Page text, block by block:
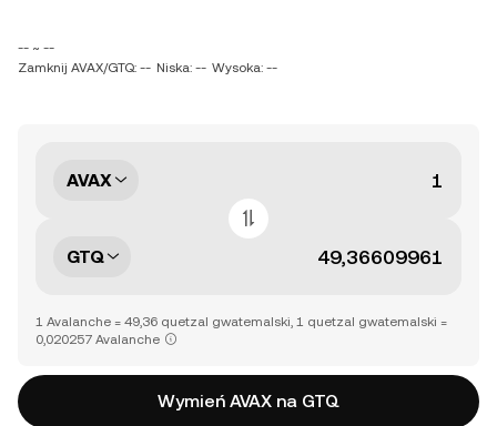
-- ~ --
Zamknij AVAX/GTQ: -- Niska: -- Wysoka: --
AVAX
GTQ
1 Avalanche = 49,36 quetzal gwatemalski, 1 quetzal gwatemalski =
0,020257 Avalanche
Wymień AVAX na GTQ